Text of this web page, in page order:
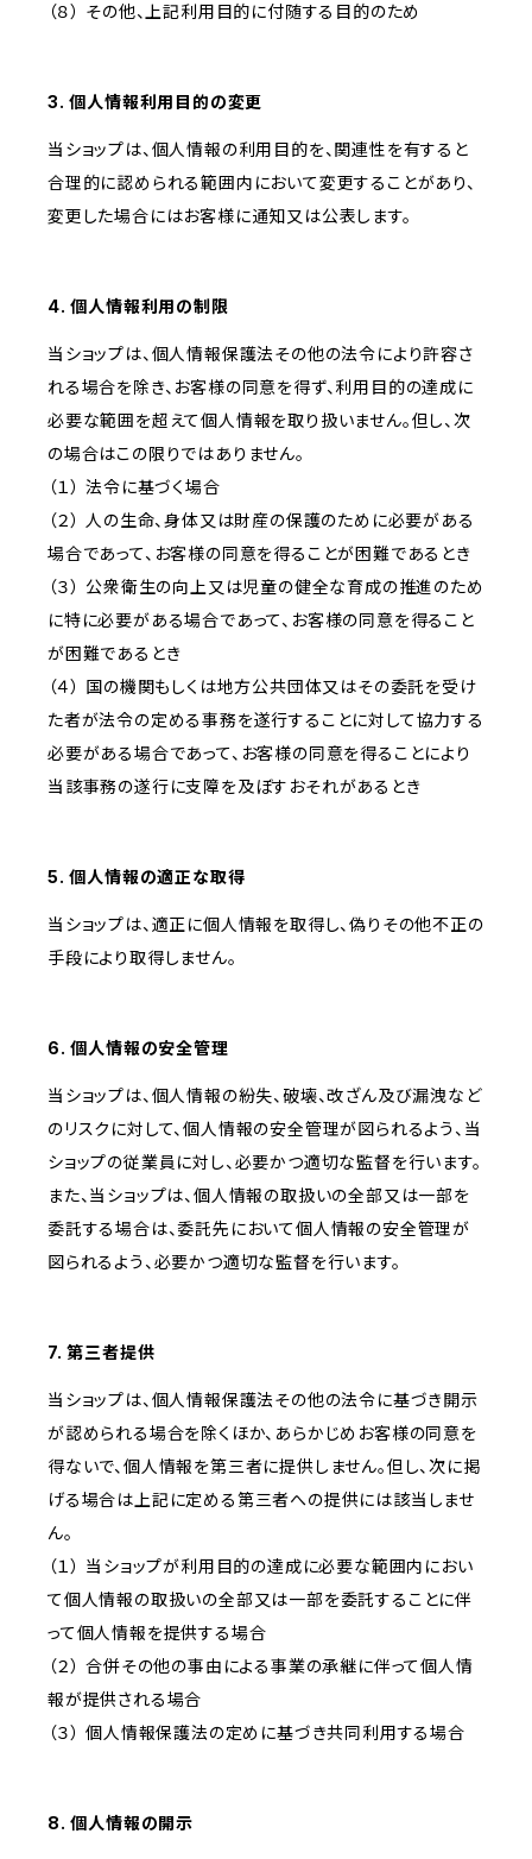
（８） その他、上記利用目的に付随する目的のため
3. 個人情報利用目的の変更
当ショップは、個人情報の利用目的を、関連性を有すると
合理的に認められる範囲内において変更することがあり、
変更した場合にはお客様に通知又は公表します。
4. 個人情報利用の制限
当ショップは、個人情報保護法その他の法令により許容さ
れる場合を除き、お客様の同意を得ず、利用目的の達成に
必要な範囲を超えて個人情報を取り扱いません。但し、次
の場合はこの限りではありません。
（１） 法令に基づく場合
（２） 人の生命、身体又は財産の保護のために必要がある
場合であって、お客様の同意を得ることが困難であるとき
（３） 公衆衛生の向上又は児童の健全な育成の推進のため
に特に必要がある場合であって、お客様の同意を得ること
が困難であるとき
（４） 国の機関もしくは地方公共団体又はその委託を受け
た者が法令の定める事務を遂行することに対して協力する
必要がある場合であって、お客様の同意を得ることにより
当該事務の遂行に支障を及ぼすおそれがあるとき
5. 個人情報の適正な取得
当ショップは、適正に個人情報を取得し、偽りその他不正の
手段により取得しません。
6. 個人情報の安全管理
当ショップは、個人情報の紛失、破壊、改ざん及び漏洩など
のリスクに対して、個人情報の安全管理が図られるよう、当
ショップの従業員に対し、必要かつ適切な監督を行います。
また、当ショップは、個人情報の取扱いの全部又は一部を
委託する場合は、委託先において個人情報の安全管理が
図られるよう、必要かつ適切な監督を行います。
7. 第三者提供
当ショップは、個人情報保護法その他の法令に基づき開示
が認められる場合を除くほか、あらかじめお客様の同意を
得ないで、個人情報を第三者に提供しません。但し、次に掲
げる場合は上記に定める第三者への提供には該当しませ
ん。
（１） 当ショップが利用目的の達成に必要な範囲内におい
て個人情報の取扱いの全部又は一部を委託することに伴
って個人情報を提供する場合
（２） 合併その他の事由による事業の承継に伴って個人情
報が提供される場合
（３） 個人情報保護法の定めに基づき共同利用する場合
8. 個人情報の開示